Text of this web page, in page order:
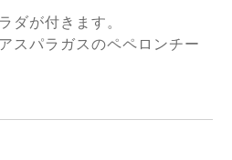
ダが付きます。
スパラガスのペペロンチー